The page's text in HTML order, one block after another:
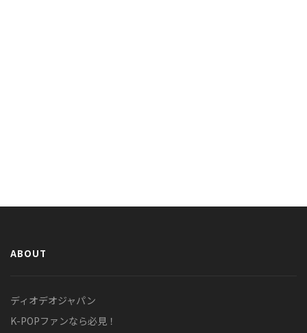
ABOUT
ディオデオジャパン
K-POPファンなら必見！